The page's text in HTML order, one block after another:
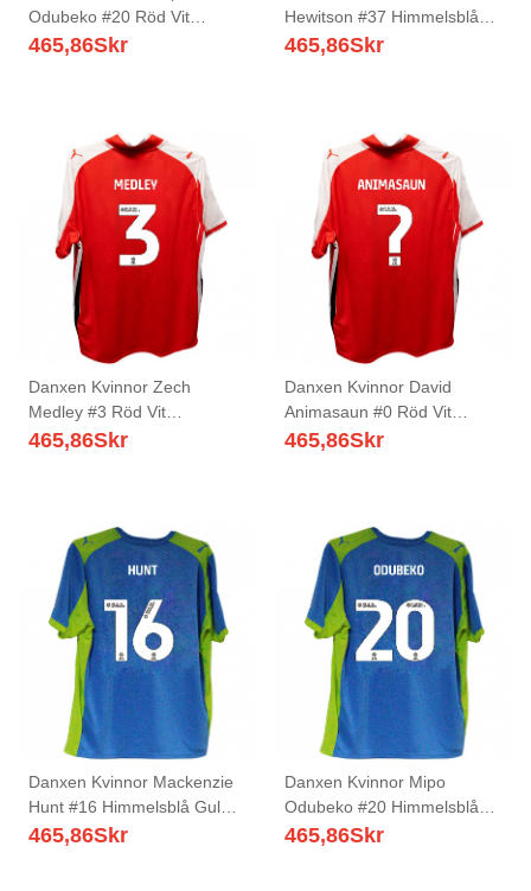
Odubeko #20 Röd Vit
Hemmatröja Matchtröjor
465,86Skr
Hewitson #37 Himmelsblå
Gul Bortatröja Matchtröjor
465,86Skr
Danxen Kvinnor Zech
Medley #3 Röd Vit
Hemmatröja Matchtröjor
465,86Skr
Danxen Kvinnor David
Animasaun #0 Röd Vit
Hemmatröja Matchtröjor
465,86Skr
Danxen Kvinnor Mackenzie
Hunt #16 Himmelsblå Gul
Bortatröja Matchtröjor
465,86Skr
Danxen Kvinnor Mipo
Odubeko #20 Himmelsblå
Gul Bortatröja Matchtröjor
465,86Skr